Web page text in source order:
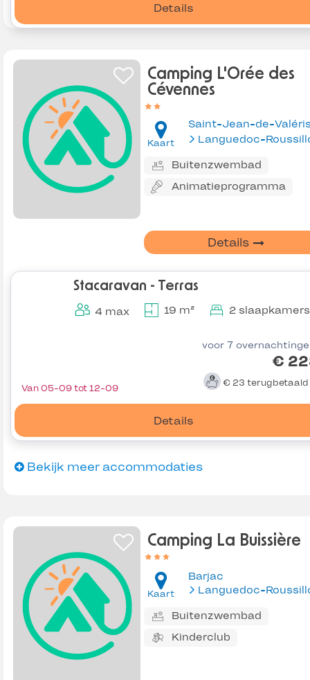
Details
Camping L'Orée des
Cévennes
Kaart Languedoc-
Buitenzwembad
Animatieprogramma
Details
Stacaravan - Terras
4 max 19 m² 2 slaapkamers
voor 7
€
€ 23 terugbetaald
Details
Van 05-09 tot 12-09
Bekijk meer accommodaties
Camping La Buissière
Kaart
Barjac
Languedoc-
Buitenzwembad
Kinderclub